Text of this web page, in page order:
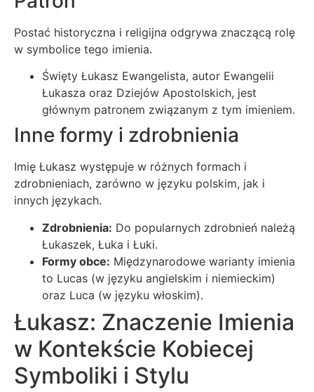
Postać historyczna i religijna odgrywa znaczącą rolę
w symbolice tego imienia.
Święty Łukasz Ewangelista, autor Ewangelii
Łukasza oraz Dziejów Apostolskich, jest
głównym patronem związanym z tym imieniem.
Inne formy i zdrobnienia
Imię Łukasz występuje w różnych formach i
zdrobnieniach, zarówno w języku polskim, jak i
innych językach.
Zdrobnienia: Do popularnych zdrobnień należą
Łukaszek, Łuka i Łuki.
Formy obce: Międzynarodowe warianty imienia
to Lucas (w języku angielskim i niemieckim)
oraz Luca (w języku włoskim).
Łukasz: Znaczenie Imienia
w Kontekście Kobiecej
Symboliki i Stylu